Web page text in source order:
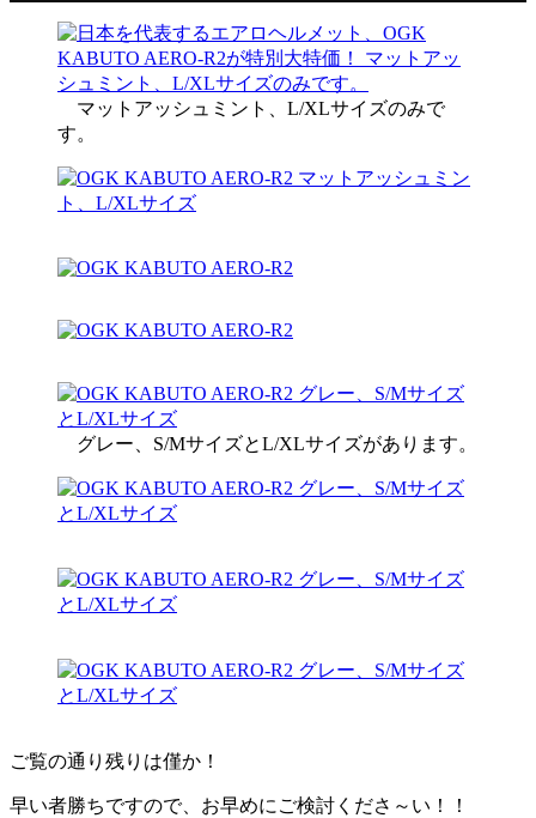
マットアッシュミント、L/XLサイズのみで
す。
グレー、S/MサイズとL/XLサイズがあります。
ご覧の通り残りは僅か！
早い者勝ちですので、お早めにご検討くださ～い！！